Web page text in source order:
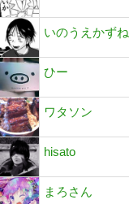
いのうえかずね
ひー
ワタソン
hisato
まろさん